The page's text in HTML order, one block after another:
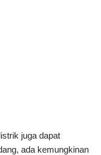
juga dapat
ada kemungkinan